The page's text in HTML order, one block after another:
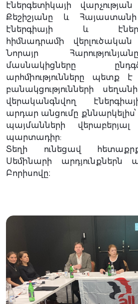
էներգետիկայի
Քեշիշյանը և
էներգիայի և
հիմնադրամի
Նորայր
մասնակիցները
արհմիությունները պետք
բանակցությունների
վերականգնվող
արդար անցումը
պայմանների
պարտադիր:
Տեղի ունեցավ
Սեմինարի
Բորիսովը։